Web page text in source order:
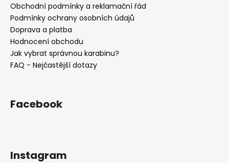
Obchodní podmínky a reklamační řád
Podmínky ochrany osobních údajů
Doprava a platba
Hodnocení obchodu
Jak vybrat správnou karabinu?
FAQ - Nejčastější dotazy
Facebook
Instagram